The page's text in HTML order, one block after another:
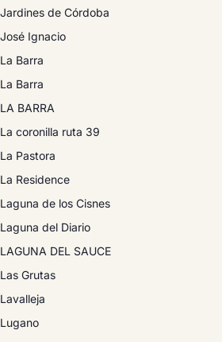
Jardines de Córdoba
José Ignacio
La Barra
La Barra
LA BARRA
La coronilla ruta 39
La Pastora
La Residence
Laguna de los Cisnes
Laguna del Diario
LAGUNA DEL SAUCE
Las Grutas
Lavalleja
Lugano